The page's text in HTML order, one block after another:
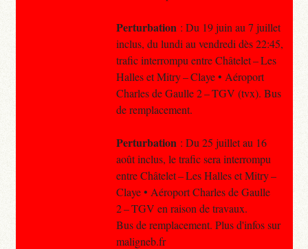
Perturbation : Du 19 juin au 7 juillet
inclus, du lundi au vendredi dès 22:45,
trafic interrompu entre Châtelet – Les
Halles et Mitry – Claye • Aéroport
Charles de Gaulle 2 – TGV (tvx). Bus
de remplacement.
Perturbation : Du 25 juillet au 16
août inclus, le trafic sera interrompu
entre Châtelet – Les Halles et Mitry –
Claye • Aéroport Charles de Gaulle
2 – TGV en raison de travaux.
Bus de remplacement. Plus d'infos sur
maligneb.fr